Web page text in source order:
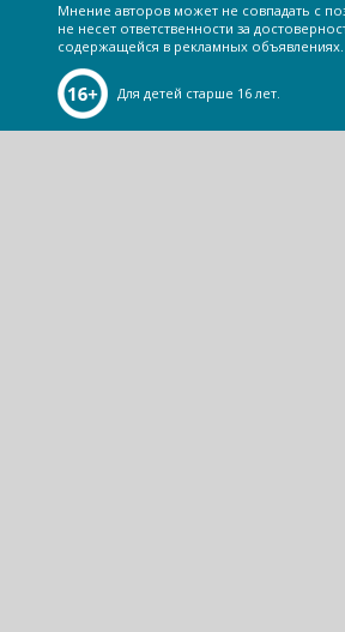
Мнение авторов может не совпадать с
не несет ответственности за
содержащейся в рекламных объявлениях.
Для детей старше 16 лет.